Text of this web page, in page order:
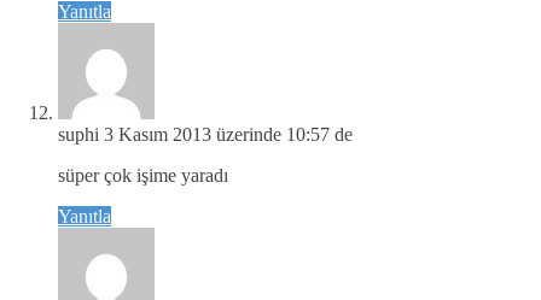
Yanıtla
suphi 3 Kasım 2013 üzerinde 10:57 de
süper çok işime yaradı
Yanıtla